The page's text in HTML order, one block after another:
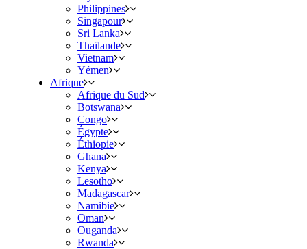
Philippines
Singapour
Sri Lanka
Thaïlande
Vietnam
Yémen
Afrique
Afrique du Sud
Botswana
Congo
Égypte
Éthiopie
Ghana
Kenya
Lesotho
Madagascar
Namibie
Oman
Ouganda
Rwanda